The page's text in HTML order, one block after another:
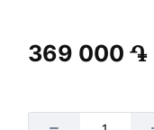
369 000 ֏